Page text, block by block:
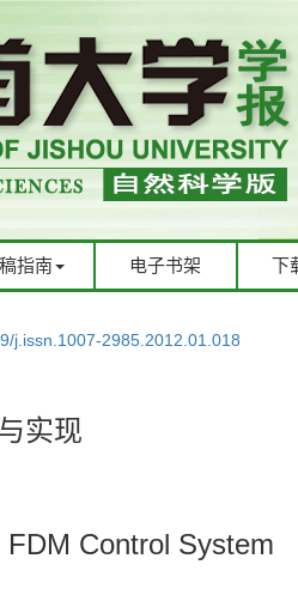
指南 电子书架 下
j.issn.1007-2985.2012.01.018
实现
Control System